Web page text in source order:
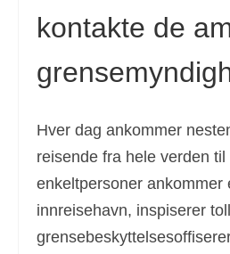
kontakte de
Hver dag ankommer
reisende fra hele verden
enkeltpersoner ankommer
innreisehavn, inspiserer